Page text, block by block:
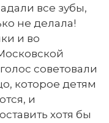
все зубы,
не делала!
и во
советовали
которое детям
и
хотя бы